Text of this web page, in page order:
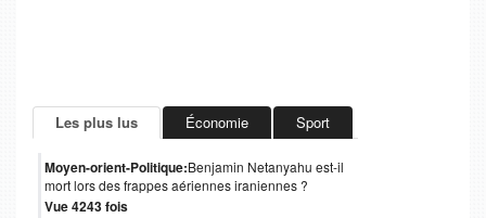
Les plus lus Économie Sport
Moyen-orient-Politique:Benjamin Netanyahu est-il
mort lors des frappes aériennes iraniennes ?
Vue 4243 fois